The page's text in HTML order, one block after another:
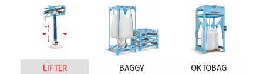
LIFTER BAGGY OKTOBAG